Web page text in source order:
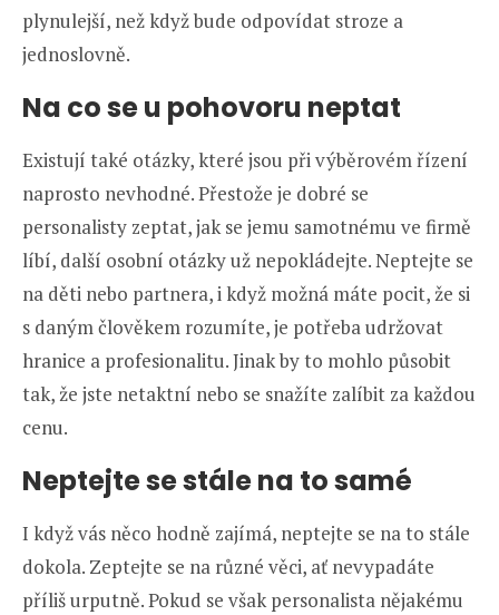
plynulejší, než když bude odpovídat stroze a
jednoslovně.
Na co se u pohovoru neptat
Existují také otázky, které jsou při výběrovém řízení
naprosto nevhodné. Přestože je dobré se
personalisty zeptat, jak se jemu samotnému ve firmě
líbí, další osobní otázky už nepokládejte. Neptejte se
na děti nebo partnera, i když možná máte pocit, že si
s daným člověkem rozumíte, je potřeba udržovat
hranice a profesionalitu. Jinak by to mohlo působit
tak, že jste netaktní nebo se snažíte zalíbit za každou
cenu.
Neptejte se stále na to samé
I když vás něco hodně zajímá, neptejte se na to stále
dokola. Zeptejte se na různé věci, ať nevypadáte
příliš urputně. Pokud se však personalista nějakému